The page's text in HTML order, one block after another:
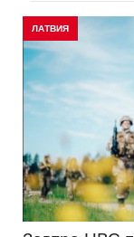
ЛАТВИЯ